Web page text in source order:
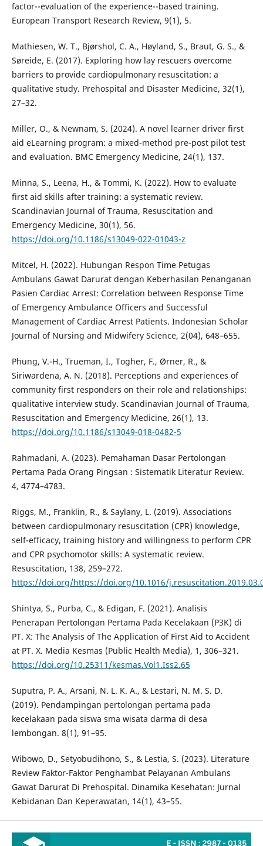
factor--evaluation of the experience--based training.
European Transport Research Review, 9(1), 5.
Mathiesen, W. T., Bjørshol, C. A., Høyland, S., Braut, G. S., &
Søreide, E. (2017). Exploring how lay rescuers overcome
barriers to provide cardiopulmonary resuscitation: a
qualitative study. Prehospital and Disaster Medicine, 32(1),
27–32.
Miller, O., & Newnam, S. (2024). A novel learner driver first
aid eLearning program: a mixed-method pre-post pilot test
and evaluation. BMC Emergency Medicine, 24(1), 137.
Minna, S., Leena, H., & Tommi, K. (2022). How to evaluate
first aid skills after training: a systematic review.
Scandinavian Journal of Trauma, Resuscitation and
Emergency Medicine, 30(1), 56.
https://doi.org/10.1186/s13049-022-01043-z
Mitcel, H. (2022). Hubungan Respon Time Petugas
Ambulans Gawat Darurat dengan Keberhasilan Penanganan
Pasien Cardiac Arrest: Correlation between Response Time
of Emergency Ambulance Officers and Successful
Management of Cardiac Arrest Patients. Indonesian Scholar
Journal of Nursing and Midwifery Science, 2(04), 648–655.
Phung, V.-H., Trueman, I., Togher, F., Ørner, R., &
Siriwardena, A. N. (2018). Perceptions and experiences of
community first responders on their role and relationships:
qualitative interview study. Scandinavian Journal of Trauma,
Resuscitation and Emergency Medicine, 26(1), 13.
https://doi.org/10.1186/s13049-018-0482-5
Rahmadani, A. (2023). Pemahaman Dasar Pertolongan
Pertama Pada Orang Pingsan : Sistematik Literatur Review.
4, 4774–4783.
Riggs, M., Franklin, R., & Saylany, L. (2019). Associations
between cardiopulmonary resuscitation (CPR) knowledge,
self-efficacy, training history and willingness to perform CPR
and CPR psychomotor skills: A systematic review.
Resuscitation, 138, 259–272.
https://doi.org/https://doi.org/10.1016/
Shintya, S., Purba, C., & Edigan, F. (2021). Analisis
Penerapan Pertolongan Pertama Pada Kecelakaan (P3K) di
PT. X: The Analysis of The Application of First Aid to Accident
at PT. X. Media Kesmas (Public Health Media), 1, 306–321.
https://doi.org/10.25311/kesmas.Vol1.Iss2.65
Suputra, P. A., Arsani, N. L. K. A., & Lestari, N. M. S. D.
(2019). Pendampingan pertolongan pertama pada
kecelakaan pada siswa sma wisata darma di desa
lembongan. 8(1), 91–95.
Wibowo, D., Setyobudihono, S., & Lestia, S. (2023). Literature
Review Faktor-Faktor Penghambat Pelayanan Ambulans
Gawat Darurat Di Prehospital. Dinamika Kesehatan: Jurnal
Kebidanan Dan Keperawatan, 14(1), 43–55.